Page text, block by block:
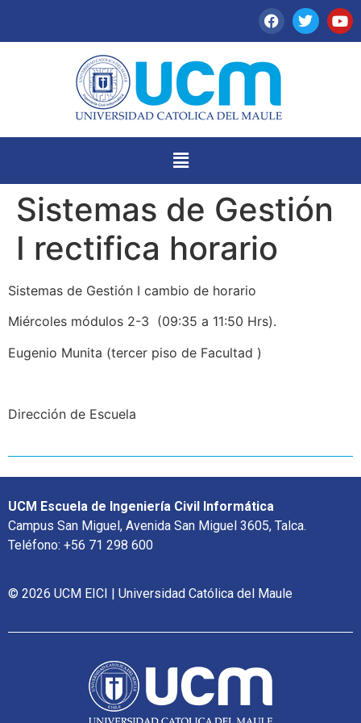
Sistemas de Gestión
I rectifica horario
Sistemas de Gestión I cambio de horario
Miércoles módulos 2-3 (09:35 a 11:50 Hrs).
Eugenio Munita (tercer piso de Facultad )
Dirección de Escuela
UCM Escuela de Ingeniería Civil Informática
Campus San Miguel, Avenida San Miguel 3605, Talca.
Teléfono: +56 71 298 600
© 2026 UCM EICI | Universidad Católica del Maule